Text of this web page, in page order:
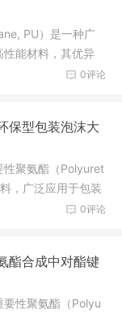
PU）是一种广
能材料，其优异
0评论
保型包装泡沫大
性聚氨酯（Polyuret
，广泛应用于包装
0评论
酯合成中对酯键
性聚氨酯（Polyu